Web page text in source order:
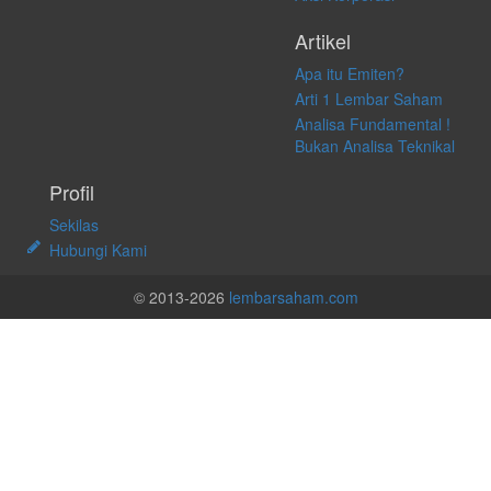
Artikel
Apa itu Emiten?
Arti 1 Lembar Saham
Analisa Fundamental !
Bukan Analisa Teknikal
Profil
Sekilas
Hubungi Kami
© 2013-2026 lembarsaham.com